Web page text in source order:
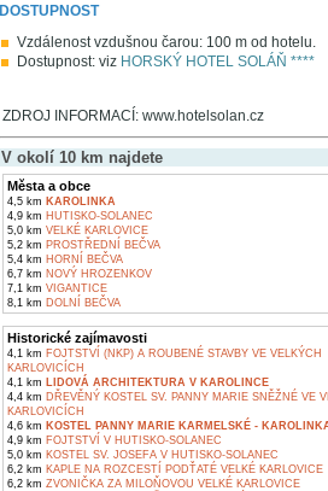
DOSTUPNOST
Vzdálenost vzdušnou čarou: 100 m od hotelu.
Dostupnost: viz HORSKÝ HOTEL SOLÁŇ ****
ZDROJ INFORMACÍ: www.hotelsolan.cz
V okolí 10 km najdete
Města a obce
4,5 km KAROLINKA
4,9 km HUTISKO-SOLANEC
5,0 km VELKÉ KARLOVICE
5,2 km PROSTŘEDNÍ BEČVA
5,4 km HORNÍ BEČVA
6,7 km NOVÝ HROZENKOV
7,1 km VIGANTICE
8,1 km DOLNÍ BEČVA
Historické zajímavosti
4,1 km FOJTSTVÍ (NKP) A ROUBENÉ STAVBY VE VELKÝCH
KARLOVICÍCH
4,1 km LIDOVÁ ARCHITEKTURA V KAROLINCE
4,4 km DŘEVĚNÝ KOSTEL SV. PANNY MARIE SNĚŽNÉ VE
KARLOVICÍCH
4,6 km KOSTEL PANNY MARIE KARMELSKÉ -
4,9 km FOJTSTVÍ V HUTISKO-SOLANEC
5,0 km KOSTEL SV. JOSEFA V HUTISKO-SOLANEC
6,2 km KAPLE NA ROZCESTÍ PODŤATÉ VELKÉ KARLOVICE
6,2 km ZVONIČKA ZA MILOŇOVOU VELKÉ KARLOVICE